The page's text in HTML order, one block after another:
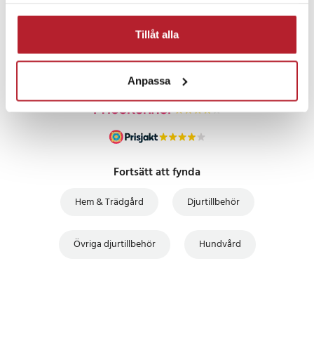
Tillåt alla
Anpassa
UTFÖRSÄLJNING
Fortsätt att fynda
Hem & Trädgård Djurtillbehör
Övriga djurtillbehör Hundvård